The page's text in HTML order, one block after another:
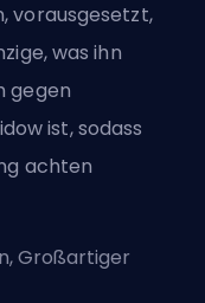
vorausgesetzt,
was ihn
gegen
ist, sodass
achten
Großartiger